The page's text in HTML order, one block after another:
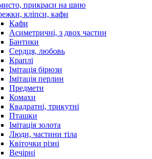
прикраси на шию
кліпси, кафи
Кафи
Асиметричні, з двох частин
Бантики
Сердця, любовь
Краплі
Імітація бірюзи
Імітація перлин
Предмети
Комахи
Квадратні, трикутні
Пташки
Імітація золота
Люди, частини тіла
Квіточки різні
Вечірні